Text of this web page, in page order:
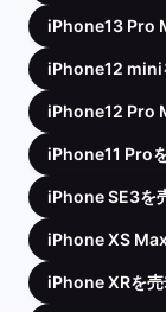
iPhone13 Pro
iPhone12 mini
iPhone12 Pro
iPhone11 Pro
iPhone SE3を
iPhone XS
iPhone XRを